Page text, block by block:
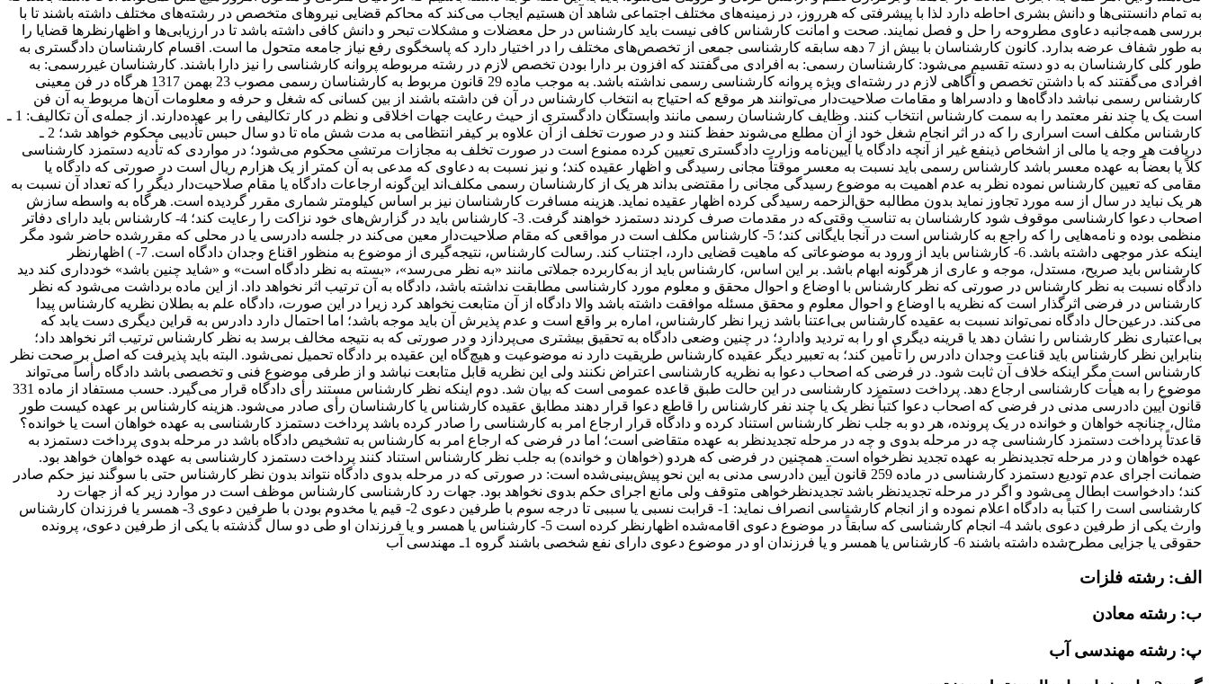
به تمام دانستنی‌ها و دانش بشری احاطه دارد لذا با پیشرفتی که هرروز، در زمینه‌های مختلف اجتماعی شاهد آن هستیم ایجاب می‌کند که محاکم قضایی نیروهای متخصص در رشته‌های مختلف داشته باشند تا با
بررسی همه‌جانبه دعاوی مطروحه را حل و فصل نمایند. صحت و امانت کارشناس کافی نیست باید کارشناس در حل معضلات و مشکلات تبحر و دانش کافی داشته باشد تا در ارزیابی‌ها و اظهارنظرها قضایا را
به طور شفاف عرضه بدارد. کانون کارشناسان با بیش از 7 دهه سابقه کارشناسی جمعی از تخصص‌های مختلف را در اختیار دارد که پاسخگوی رفع نیاز جامعه متحول ما است. اقسام کارشناسان دادگستری به
‌طور کلی کارشناسان به دو دسته تقسیم می‌شود: کارشناسان رسمی: به افرادی می‌گفتند که افزون بر دارا بودن تخصص لازم در رشته مربوطه پروانه کارشناسی را نیز دارا باشند. کارشناسان غیررسمی: به
افرادی می‌گفتند که با داشتن تخصص و آگاهی لازم در رشته‌ای ویژه پروانه کارشناسی رسمی نداشته باشد. به موجب ماده 29 قانون مربوط به کارشناسان رسمی مصوب 23 بهمن 1317 هرگاه در فن معینی
کارشناس رسمی نباشد دادگاه‌ها و دادسراها و مقامات صلاحیت‌دار می‌توانند هر موقع که احتیاج به انتخاب کارشناس در آن فن داشته باشند از بین کسانی که شغل و حرفه و معلومات آن‌ها مربوط به آن فن
است یک یا چند نفر معتمد را به سمت کارشناس انتخاب کنند. وظایف کارشناسان رسمی مانند وابستگان دادگستری از حیث رعایت جهات اخلاقی و نظم در کار تکالیفی را بر عهده‌دارند. از جمله‌ی آن تکالیف: 1 ـ
کارشناس مکلف است اسراری را که در اثر انجام شغل خود از آن مطلع می‌شوند حفظ کنند و در صورت تخلف از آن علاوه بر کیفر انتظامی به مدت شش ماه تا دو سال حبس تأدیبی محکوم خواهد شد؛ 2 ـ
دریافت هر وجه یا مالی از اشخاص ذینفع غیر از آنچه دادگاه یا آیین‌نامه وزارت دادگستری تعیین کرده ممنوع است در صورت تخلف به مجازات مرتشی محکوم می‌شود؛ در مواردی که تأدیه دستمزد کارشناسی
کلاً یا بعضاً به عهده معسر باشد کارشناس رسمی باید نسبت به معسر موقتاً مجانی رسیدگی و اظهار عقیده کند؛ و نیز نسبت به دعاوی که مدعی به آن کمتر از یک هزارم ریال است در صورتی ‌که دادگاه یا
مقامی که تعیین کارشناس نموده نظر به عدم اهمیت به موضوع رسیدگی مجانی را مقتضی بداند هر یک از کارشناسان رسمی مکلف‌اند این‌گونه ارجاعات دادگاه یا مقام صلاحیت‌دار دیگر را که تعداد آن نسبت به
هر یک نباید در سال از سه مورد تجاوز نماید بدون مطالبه حق‌الزحمه رسیدگی کرده اظهار عقیده نماید. هزینه مسافرت کارشناسان نیز بر اساس کیلومتر شماری مقرر گردیده است. هرگاه به واسطه سازش
اصحاب دعوا کارشناسی موقوف شود کارشناسان به تناسب وقتی‌که در مقدمات صرف کردند دستمزد خواهند گرفت. 3- کارشناس باید در گزارش‌های خود نزاکت را رعایت کند؛ 4- کارشناس باید دارای دفاتر
منظمی بوده و نامه‌هایی را که راجع به کارشناس است در آنجا بایگانی کند؛ 5- کارشناس مکلف است در مواقعی که مقام صلاحیت‌دار معین می‌کند در جلسه دادرسی یا در محلی که مقررشده حاضر شود مگر
اینکه عذر موجهی داشته باشد. 6- کارشناس باید از ورود به موضوعاتی که ماهیت قضایی دارد، اجتناب کند. رسالت کارشناس، نتیجه‌گیری از موضوع به منظور اقناع وجدان دادگاه است. 7- ) اظهارنظر
کارشناس باید صریح، مستدل، موجه و عاری از هرگونه ابهام باشد. بر این اساس، کارشناس باید از به‌کاربرده جملاتی مانند «به ‌نظر می‌رسد»، «بسته به‌ نظر دادگاه است» و «شاید چنین باشد» خودداری کند دید
دادگاه نسبت به نظر کارشناس در صورتی که نظر کارشناس با اوضاع‌ و احوال محقق و معلوم مورد کارشناسی مطابقت نداشته باشد، دادگاه به آن ترتیب اثر نخواهد داد. از این ماده برداشت می‌شود که نظر
کارشناس در فرضی اثرگذار است که نظریه با اوضاع ‌و احوال معلوم و محقق مسئله موافقت داشته باشد و‌الا دادگاه از آن متابعت نخواهد کرد زیرا در این صورت، دادگاه علم به بطلان نظریه کارشناس پیدا
می‌کند. درعین‌حال دادگاه نمی‌تواند نسبت به عقیده کارشناس بی‌اعتنا باشد زیرا نظر کارشناس، اماره بر واقع است و عدم پذیرش آن باید موجه باشد؛ اما احتمال دارد دادرس به قراین دیگری دست یابد که
بی‌اعتباری نظر کارشناس را نشان دهد یا قرینه دیگری او را به تردید وادارد؛ در چنین وضعی دادگاه به تحقیق بیشتری می‌پردازد و در صورتی ‌که به نتیجه مخالف برسد به نظر کارشناس ترتیب اثر نخواهد داد؛
بنابراین نظر کارشناس باید قناعت وجدان دادرس را تأمین کند؛ به ‌تعبیر دیگر عقیده کارشناس طریقیت دارد نه موضوعیت و هیچ‌گاه این عقیده بر دادگاه تحمیل نمی‌شود. البته باید پذیرفت که اصل بر صحت نظر
کارشناس است مگر اینکه خلاف آن ثابت شود. در فرضی که اصحاب دعوا به نظریه کارشناسی اعتراض نکنند ولی این نظریه قابل متابعت نباشد و از طرفی موضوع فنی و تخصصی باشد دادگاه رأساً می‌تواند
موضوع را به هیأت کارشناسی ارجاع دهد. پرداخت دستمزد کارشناسی در این حالت طبق قاعده عمومی است که بیان شد. دوم اینکه نظر کارشناس مستند رأی دادگاه قرار می‌گیرد. حسب مستفاد از ماده 331
قانون آیین دادرسی مدنی در فرضی که اصحاب دعوا کتباً نظر یک یا چند نفر کارشناس را قاطع دعوا قرار دهند مطابق عقیده کارشناس یا کارشناسان رأی صادر می‌شود. هزینه کارشناس بر عهده کیست طور
مثال، چنانچه خواهان و خوانده در یک پرونده، هر دو به جلب نظر کارشناس استناد کرده و دادگاه قرار ارجاع امر به کارشناسی را صادر کرده باشد پرداخت دستمزد کارشناسی به عهده خواهان است یا خوانده؟
قاعدتاً پرداخت دستمزد کارشناسی چه در مرحله بدوی و چه در مرحله تجدیدنظر به عهده متقاضی است؛ اما در فرضی که ارجاع امر به کارشناس به تشخیص دادگاه باشد در مرحله بدوی پرداخت دستمزد به
عهده خواهان و در مرحله تجدیدنظر به عهده تجدید نظرخواه است. همچنین در فرضی که هردو (خواهان و خوانده) به ‌جلب نظر کارشناس استناد کنند پرداخت دستمزد کارشناسی به عهده خواهان خواهد بود.
ضمانت ‌اجرای عدم تودیع دستمزد کارشناسی در ماده 259 قانون آیین دادرسی مدنی به این نحو پیش‌بینی‌شده است: در صورتی ‌که در مرحله بدوی دادگاه نتواند بدون نظر کارشناس حتی با سوگند نیز حکم صادر
کند؛ دادخواست ابطال می‌شود و اگر در مرحله تجدیدنظر باشد تجدیدنظرخواهی متوقف ولی مانع اجرای حکم بدوی نخواهد بود. جهات رد کارشناسی کارشناس موظف است در موارد زیر که از جهات رد
کارشناسی است را کتباً به دادگاه اعلام نموده و از انجام کارشناسی انصراف نماید: 1- قرابت نسبی یا سببی تا درجه سوم با طرفین دعوی 2- قیم یا مخدوم بودن با طرفین دعوی 3- همسر یا فرزندان کارشناس
وارث یکی از طرفین دعوی باشد 4- انجام کارشناسی که سابقاً در موضوع دعوی اقامه‌شده اظهارنظر کرده است 5- کارشناس یا همسر و یا فرزندان او طی دو سال گذشته با یکی از طرفین دعوی، پرونده
حقوقی یا جزایی مطرح‌شده داشته باشند 6- کارشناس یا همسر و یا فرزندان او در موضوع دعوی دارای نفع شخصی باشند گروه 1ـ مهندسی آب
الف: رشته فلزات
ب: رشته معادن
پ: رشته مهندسی آب